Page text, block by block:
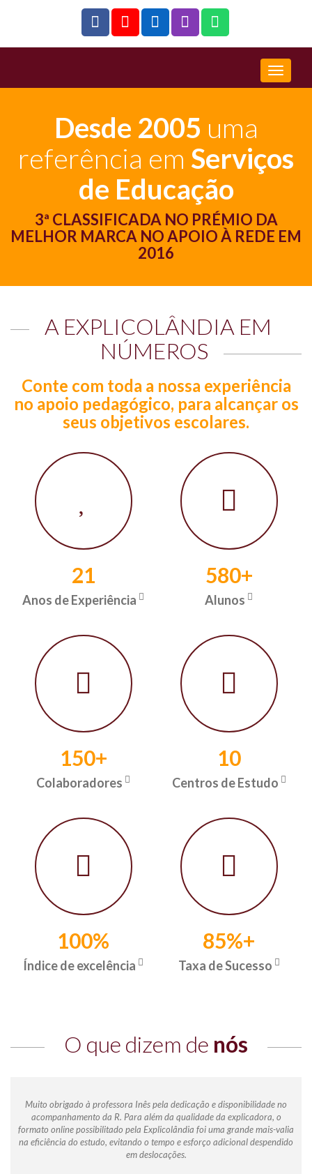
Desde 2005 uma
referência em Serviços
de Educação
3ª CLASSIFICADA NO PRÉMIO DA
MELHOR MARCA NO APOIO À REDE EM
2016
A EXPLICOLÂNDIA EM
NÚMEROS
Conte com toda a nossa experiência
no apoio pedagógico, para alcançar os
seus objetivos escolares.
21
Anos de Experiência
580+
Alunos
150+
Colaboradores
10
Centros de Estudo
100%
Índice de excelência
85%+
Taxa de Sucesso
O que dizem de nós
Muito obrigado à professora Inês pela dedicação e disponibilidade no
acompanhamento da R. Para além da qualidade da explicadora, o
formato online possibilitado pela Explicolândia foi uma grande mais-valia
na eficiência do estudo, evitando o tempo e esforço adicional despendido
em deslocações.